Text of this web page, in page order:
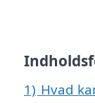
1) Hvad